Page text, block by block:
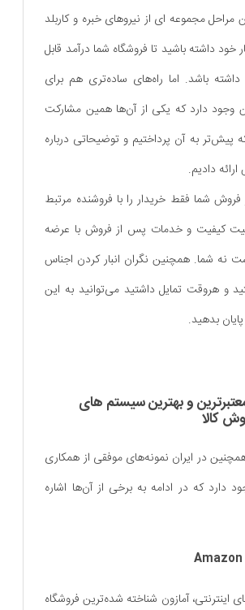
مراحل مجموعه ای از نیرو‌های خبره و کاربلد
خود داشته باشید تا فروشگاه شما درآمد قابل
باشد. اما راه‌های ساده‌تری هم برای
وجود دارد که یکی از آن‌ها همین مشارکت
به آن پرداختیم و توضیحاتی درباره
دادیم.
شما فقط خریدار را با فروشنده مرتبط
کیفیت و خدمات پس از فروش با عرضه
نه شما. همچنین نگران انبار کردن اجناس
و هروقت تمایل داشتید می‌توانید به این
بدهید.
و بهترین سیستم ‌های
کالا
در ایران نمونه‌های موفقی از همکاری
دارد که در ادامه به برخی از آن‌ها اشاره
اینترنتی، آمازون شناخته شده‌ترین فروشگاه